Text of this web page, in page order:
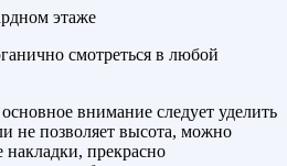
смотреться в любой
внимание следует уделить
не позволяет высота, можно
накладки, прекрасно